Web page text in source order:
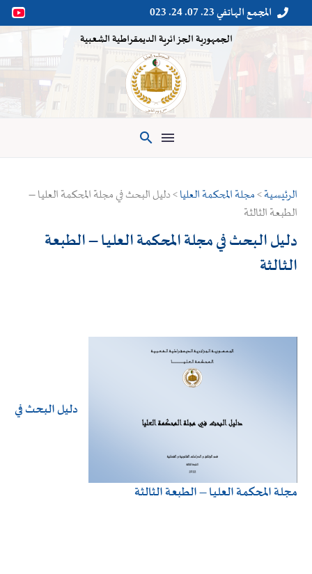

 المجمع الهاتفي 23. 07. 24. 023
الجمهورية الجزائرية الديمقراطية الشعبية

الرئيسية>مجلة المحكمة العليا> دليل البحث في مجلة المحكمة العليـا –
الطبعة الثالثة
دليل البحث في مجلة المحكمة العليـا – الطبعة
الثالثة
دليل البحث في
مجلة المحكمة العليـا – الطبعة الثالثة